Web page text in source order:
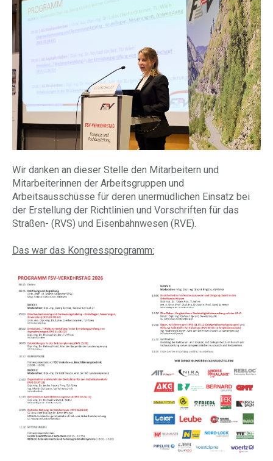
Wir danken an dieser Stelle den Mitarbeitern und
Mitarbeiterinnen der Arbeitsgruppen und
Arbeitsausschüsse für deren unermüdlichen Einsatz bei
der Erstellung der Richtlinien und Vorschriften für das
Straßen- (RVS) und Eisenbahnwesen (RVE).
Das war das Kongressprogramm: